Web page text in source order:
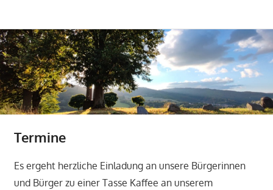
Termine
Es ergeht herzliche Einladung an unsere Bürgerinnen
und Bürger zu einer Tasse Kaffee an unserem